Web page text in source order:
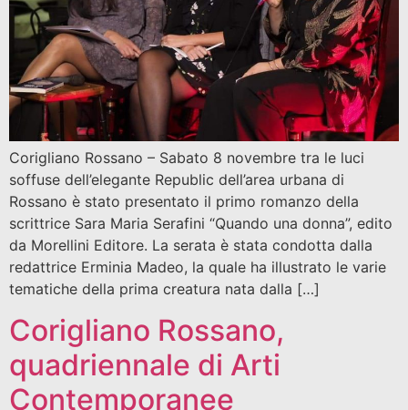
Corigliano Rossano – Sabato 8 novembre tra le luci
soffuse dell’elegante Republic dell’area urbana di
Rossano è stato presentato il primo romanzo della
scrittrice Sara Maria Serafini “Quando una donna”, edito
da Morellini Editore. La serata è stata condotta dalla
redattrice Erminia Madeo, la quale ha illustrato le varie
tematiche della prima creatura nata dalla […]
Corigliano Rossano,
quadriennale di Arti
Contemporanee